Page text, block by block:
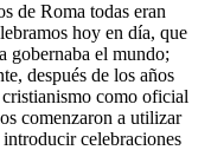
de Roma todas eran
hoy en día, que
gobernaba el mundo;
después de los años
como oficial
comenzaron a utilizar
introducir celebraciones